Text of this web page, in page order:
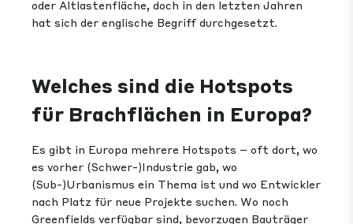
oder Altlastenfläche, doch in den letzten Jahren
hat sich der englische Begriff durchgesetzt.
Welches sind die Hotspots
für Brachflächen in Europa?
Es gibt in Europa mehrere Hotspots – oft dort, wo
es vorher (Schwer-)Industrie gab, wo
(Sub-)Urbanismus ein Thema ist und wo Entwickler
nach Platz für neue Projekte suchen. Wo noch
Greenfields verfügbar sind, bevorzugen Bauträger